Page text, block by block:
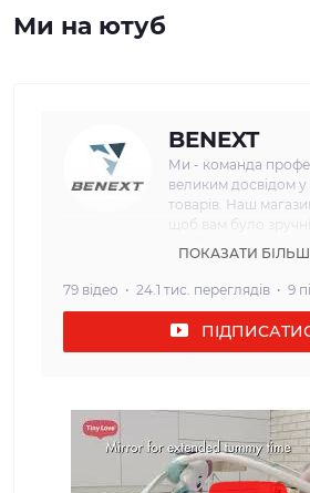
Ми на ютуб
BENEXT
Ми - команда
великим досвідом у
товарів. Наш
щоб вам було
життя. Наша мета:
забезпечити наших
найвищою якістю та
дитячих товарів.
ми пропонуємо,
магазині ви
дитячих товарів, які
потреби дітей
комфортних та
ПОКАЗАТИ
79 відео 24.1 тис. переглядів 9